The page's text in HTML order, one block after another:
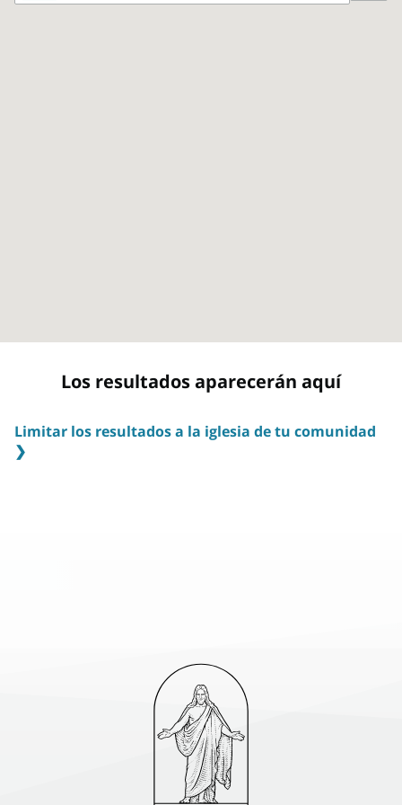
Los resultados aparecerán aquí
Limitar los resultados a la iglesia de tu comunidad
❯